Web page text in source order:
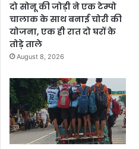
दो सोनू की जोड़ी ने एक टेम्पो
चालाक के साथ बनाई चोरी की
योजना, एक ही रात दो घरों के
तोड़े ताले
August 8, 2026